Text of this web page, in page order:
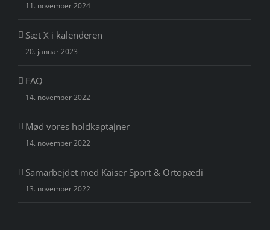
11. november 2024
Sæt X i kalenderen
20. januar 2023
FAQ
14. november 2022
Mød vores holdkaptajner
14. november 2022
Samarbejdet med Kaiser Sport & Ortopædi
13. november 2022